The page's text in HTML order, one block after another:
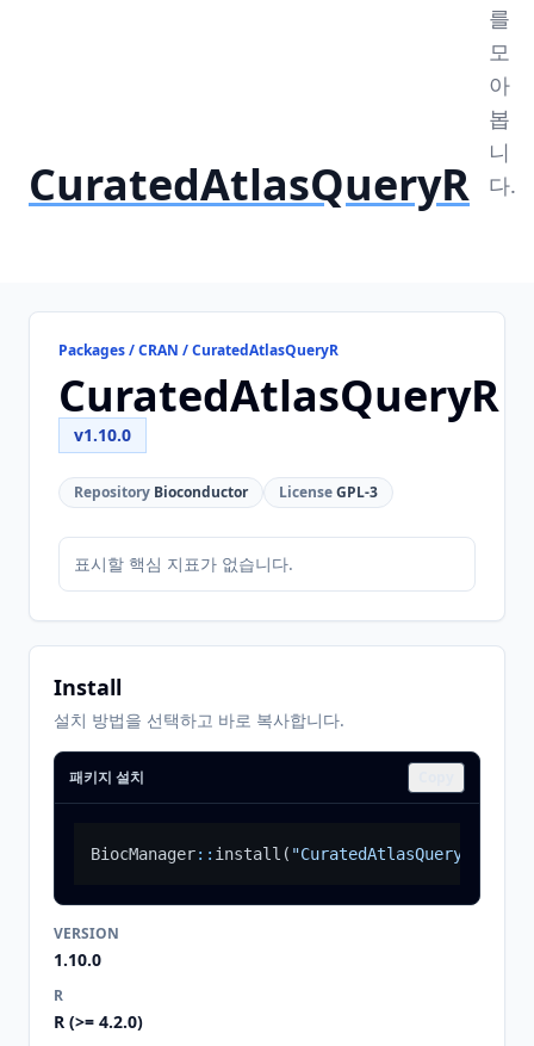
CuratedAtlasQueryR
를
모
아
봅
니
다.
Packages / CRAN / CuratedAtlasQueryR
CuratedAtlasQueryR
v1.10.0
Repository Bioconductor LicenseGPL-3
표시할 핵심 지표가 없습니다.
Install
설치 방법을 선택하고 바로 복사합니다.
패키지 설치
BiocManager:: install ( "CuratedAtlasQueryR"
VERSION
1.10.0
R
R (>= 4.2.0)